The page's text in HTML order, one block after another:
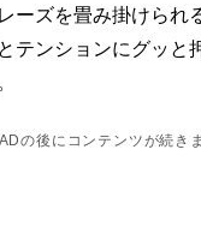
ーズを畳み掛けられ
テンションにグッと
ADの後にコンテンツが続き